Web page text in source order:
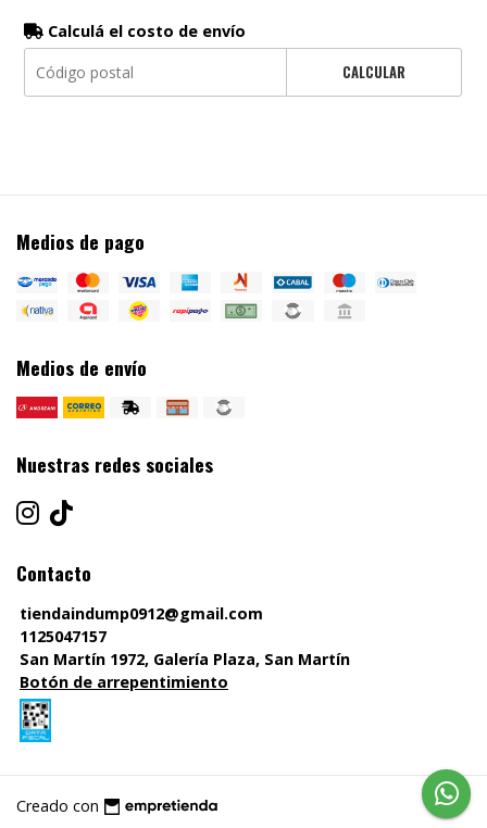
Calculá el costo de envío
CALCULAR
Medios de pago
Medios de envío
Nuestras redes sociales
Contacto
tiendaindump0912@gmail.com
1125047157
San Martín 1972, Galería Plaza, San Martín
Botón de arrepentimiento
Creado con